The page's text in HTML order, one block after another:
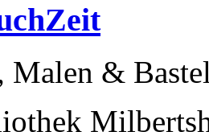
Malen &